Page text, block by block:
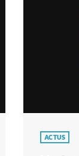
ACTUS